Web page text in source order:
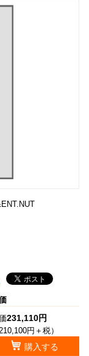
231,110円
210,100円＋税）
購入する